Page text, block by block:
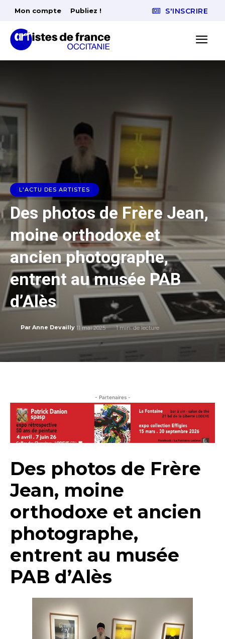
Mon compte Publiez ! S'INSCRIRE
L'ACTU DES ARTISTES
Des photos de Frère Jean,
moine orthodoxe et
ancien photographe,
entrent au musée PAB
d’Alès
Par Anne Devailly 11 mai 2025 1min. de lecture
- Partenaires -
Des photos de Frère
Jean, moine
orthodoxe et ancien
photographe,
entrent au musée
PAB d’Alès